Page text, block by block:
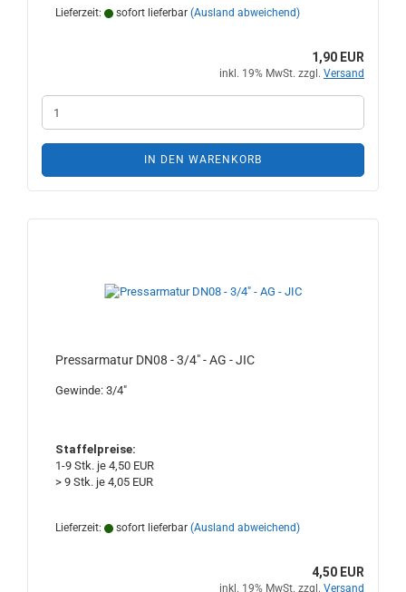
Lieferzeit: sofort lieferbar (Ausland abweichend)
1,90 EUR
inkl. 19% MwSt. zzgl. Versand
IN DEN WARENKORB
Pressarmatur DN08 - 3/4" - AG - JIC
Gewinde: 3/4"
Staffelpreise:
1-9 Stk. je 4,50 EUR
> 9 Stk. je 4,05 EUR
Lieferzeit: sofort lieferbar (Ausland abweichend)
4,50 EUR
inkl. 19% MwSt. zzgl. Versand